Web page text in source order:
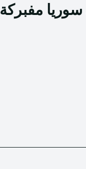
سوريا مفبركة